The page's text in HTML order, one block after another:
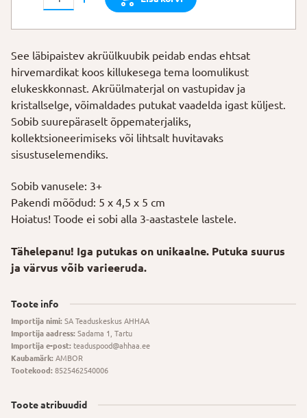
oksal
kogus
See läbipaistev akrüülkuubik peidab endas ehtsat
hirvemardikat koos killukesega tema loomulikust
elukeskkonnast. Akrüülmaterjal on vastupidav ja
kristallselge, võimaldades putukat vaadelda igast küljest.
Sobib suurepäraselt õppematerjaliks,
kollektsioneerimiseks või lihtsalt huvitavaks
sisustuselemendiks.
Sobib vanusele: 3+
Pakendi mõõdud: 5 x 4,5 x 5 cm
Hoiatus! Toode ei sobi alla 3-aastastele lastele.
Tähelepanu! Iga putukas on unikaalne. Putuka suurus
ja värvus võib varieeruda.
Toote info
Importija nimi: SA Teaduskeskus AHHAA
Importija aadress: Sadama 1, Tartu
Importija e-post: teaduspood@ahhaa.ee
Kaubamärk: AMBOR
Tootekood: 8525462540006
Toote atribuudid